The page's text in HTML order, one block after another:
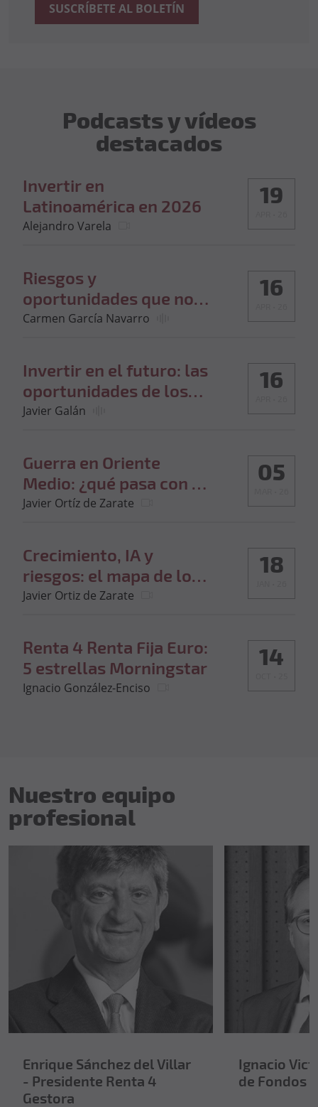
SUSCRÍBETE AL BOLETÍN
Podcasts y vídeos
destacados
Invertir en
Latinoamérica en 2026
Alejandro Varela
19
Riesgos y
oportunidades que nos
deja Irán en Renta Fija
Carmen García Navarro
16
Invertir en el futuro: las
oportunidades de los
fondos temáticos en
Javier Galán
16
Guerra en Oriente
Medio: ¿qué pasa con el
Brent y Wall Street?
Javier Ortíz de Zarate
05
Crecimiento, IA y
riesgos: el mapa de los
mercados en 2026
Javier Ortiz de Zarate
18
Renta 4 Renta Fija Euro:
5 estrellas Morningstar
Ignacio González-Enciso
14
Nuestro equipo
profesional
Enrique Sánchez del Villar
- Presidente Renta 4
Gestora
Ignacio
de Fondos